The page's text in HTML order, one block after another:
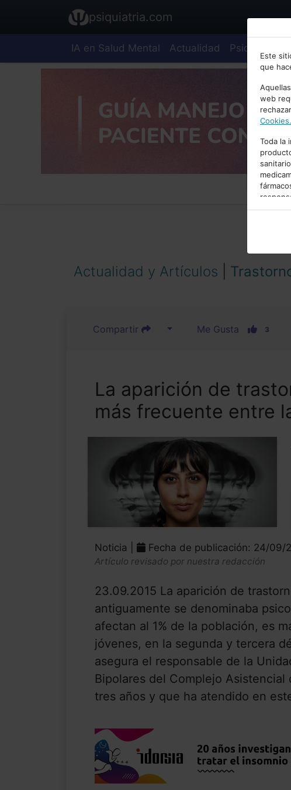
psiquiatria.com
IA en Salud Mental Actualidad Psiquiatría
Este
que
web
Cookies.
Toda la
Actualidad y Artículos
Compartir Me Gusta 3
La aparición de
más frecuente entre
Noticia | Fecha de publicación: 24/09/
Artículo revisado por nuestra redacción
23.09.2015 La aparición de
antiguamente se denominaba
afectan al 1% de la población, es
jóvenes, en la segunda y tercera
asegura el responsable de la
Bipolares del Complejo
tres años y que ha atendido en